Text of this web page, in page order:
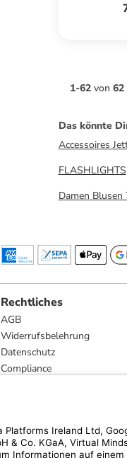
1-62 von 62
Das könnte
Accessoires
FLASHLIGHTS
Damen Blusen
Rechtliches
AGB
Widerrufsbelehrung
Datenschutz
Compliance